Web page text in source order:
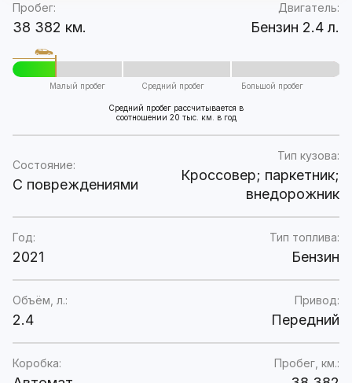
Пробег:
38 382 км.
Двигатель:
Бензин 2.4 л.
Малый пробег Средний пробег Большой пробег
Средний пробег рассчитывается в
соотношении 20 тыс. км. в год
Состояние:
C повреждениями
Тип кузова:
Кроссовер; паркетник;
внедорожник
Год:
2021
Тип топлива:
Бензин
Объём, л.:
2.4
Привод:
Передний
Коробка: Пробег, км.: